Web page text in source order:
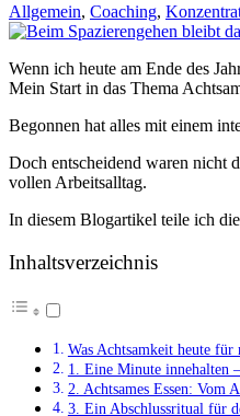
Allgemein, Coaching,
Wenn ich heute am Ende des
Mein Start in das Thema
Begonnen hat alles mit einem
Doch entscheidend waren nicht
vollen Arbeitsalltag.
In diesem Blogartikel teile ich
Inhaltsverzeichnis
Was Achtsamkeit heute für
1. Eine Minute innehalten
2. Achtsames Essen: Vom
3. Ein Abschlussritual für